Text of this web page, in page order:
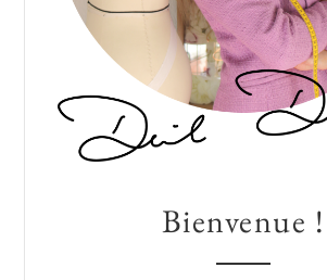
Bienvenue !